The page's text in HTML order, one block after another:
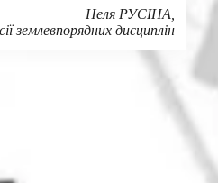
Неля РУСІНА
землевпорядних дисциплін